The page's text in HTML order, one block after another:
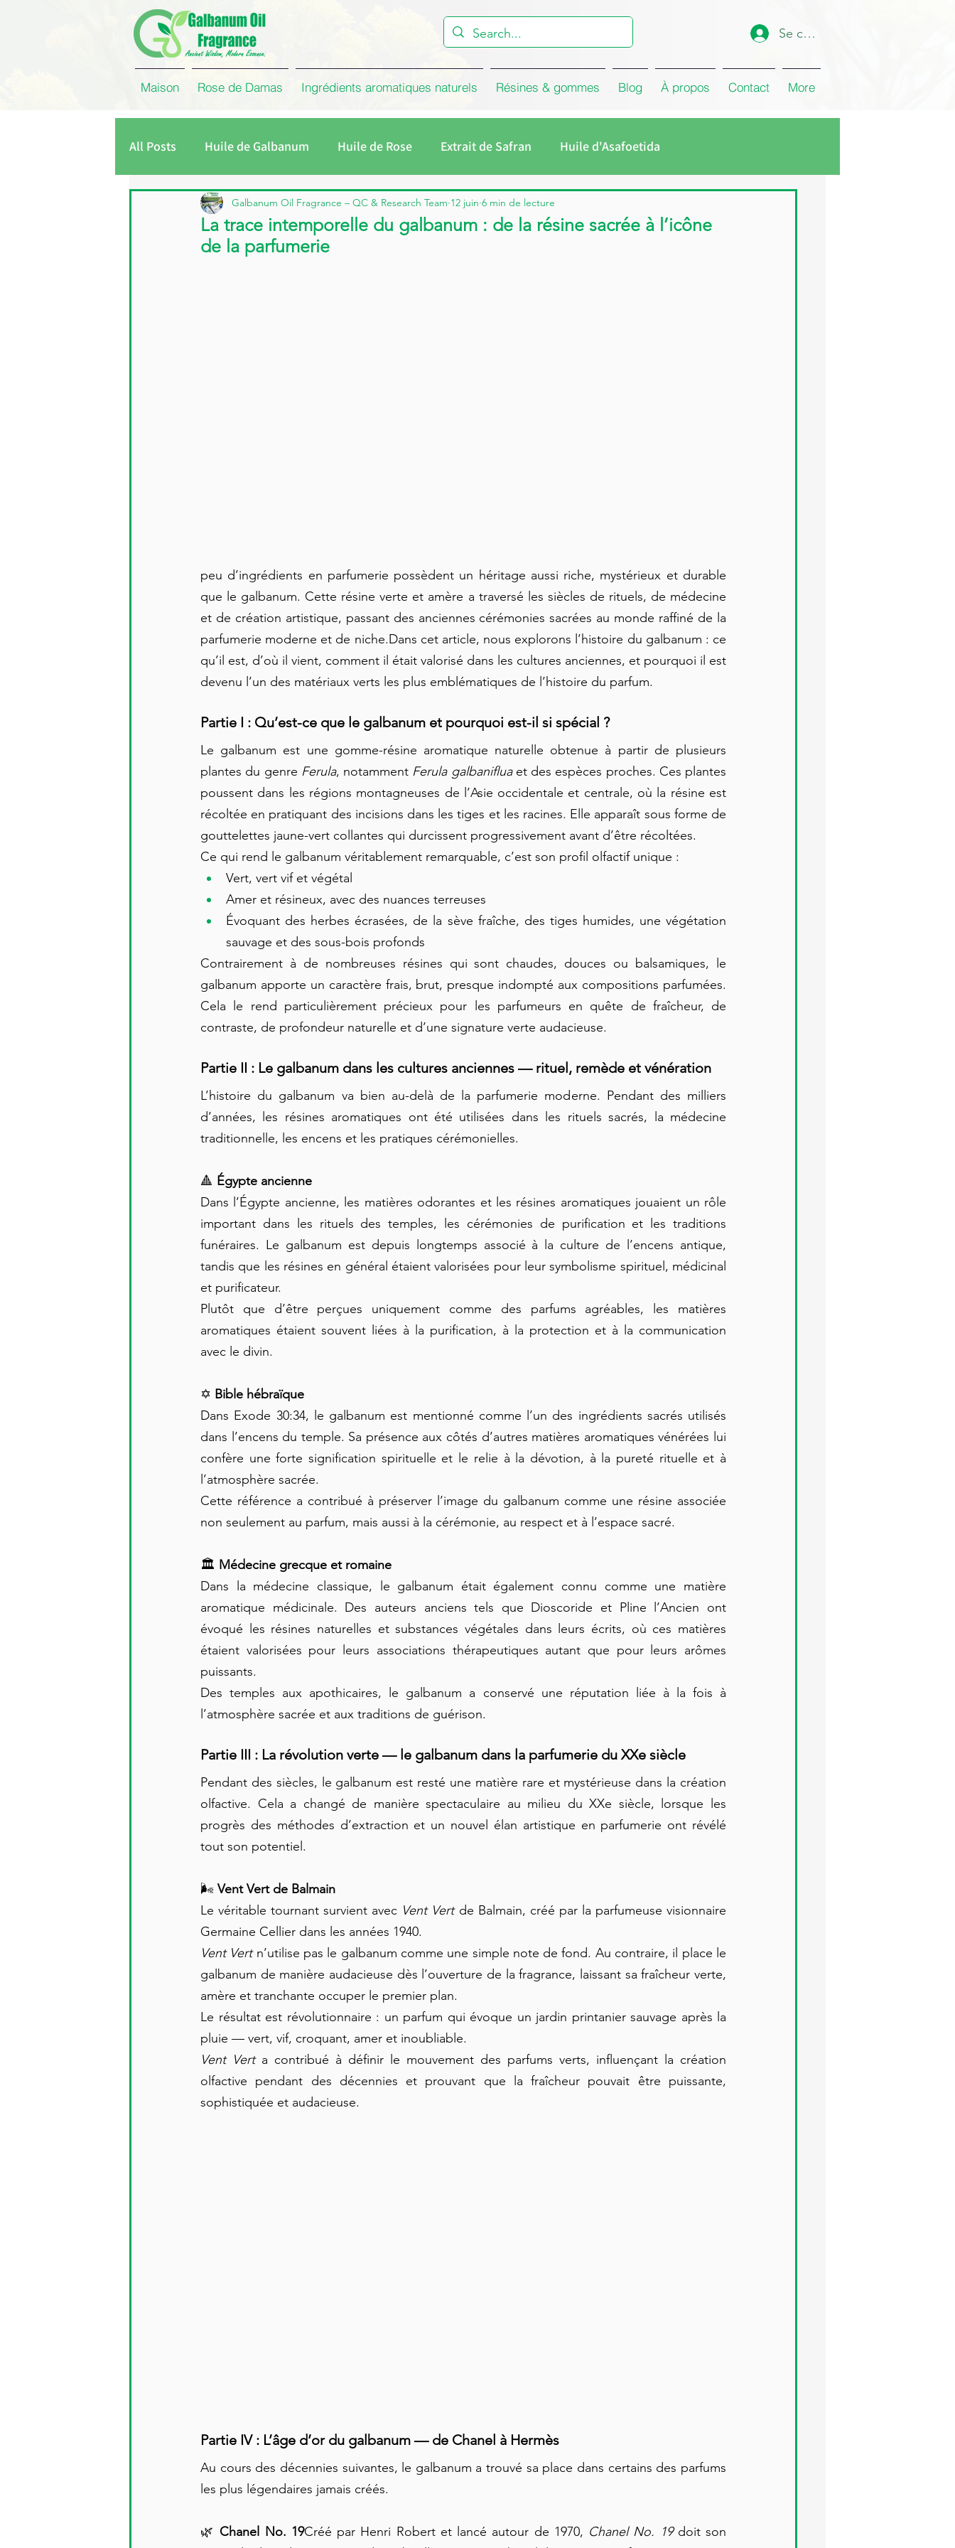
Se connecter
Maison Rose de Damas Ingrédients aromatiques naturels Résines & gommes Blog À propos Contact More
All Posts Huile de Galbanum Huile de Rose Extrait de Safran Huile d'Asafoetida
Huile de Citronnelle Huile d'Estragon compagnie Huile de Graines de Cumin
Concrète de Rose
La trace intemporelle du galbanum : de la résine sacrée à l’icône
de la parfumerie
Galbanum Oil Fragrance – QC & Research Team 12 juin 6 min de lecture
peu d’ingrédients en parfumerie possèdent un héritage aussi riche, mystérieux et durable
que le galbanum. Cette résine verte et amère a traversé les siècles de rituels, de médecine
et de création artistique, passant des anciennes cérémonies sacrées au monde raffiné de la
parfumerie moderne et de niche.Dans cet article, nous explorons l’histoire du galbanum : ce
qu’il est, d’où il vient, comment il était valorisé dans les cultures anciennes, et pourquoi il est
devenu l’un des matériaux verts les plus emblématiques de l’histoire du parfum.
Partie I : Qu’est-ce que le galbanum et pourquoi est-il si spécial ?
Le galbanum est une gomme-résine aromatique naturelle obtenue à partir de plusieurs
plantes du genre Ferula, notamment Ferula galbaniflua et des espèces proches. Ces plantes
poussent dans les régions montagneuses de l’Asie occidentale et centrale, où la résine est
récoltée en pratiquant des incisions dans les tiges et les racines. Elle apparaît sous forme de
gouttelettes jaune-vert collantes qui durcissent progressivement avant d’être récoltées.
Ce qui rend le galbanum véritablement remarquable, c’est son profil olfactif unique :
Vert, vert vif et végétal
Amer et résineux, avec des nuances terreuses
Évoquant des herbes écrasées, de la sève fraîche, des tiges humides, une végétation
sauvage et des sous-bois profonds
Contrairement à de nombreuses résines qui sont chaudes, douces ou balsamiques, le
galbanum apporte un caractère frais, brut, presque indompté aux compositions parfumées.
Cela le rend particulièrement précieux pour les parfumeurs en quête de fraîcheur, de
contraste, de profondeur naturelle et d’une signature verte audacieuse.
Partie II : Le galbanum dans les cultures anciennes — rituel, remède et vénération
L’histoire du galbanum va bien au-delà de la parfumerie moderne. Pendant des milliers
d’années, les résines aromatiques ont été utilisées dans les rituels sacrés, la médecine
traditionnelle, les encens et les pratiques cérémonielles.
🔺 Égypte ancienne
Dans l’Égypte ancienne, les matières odorantes et les résines aromatiques jouaient un rôle
important dans les rituels des temples, les cérémonies de purification et les traditions
funéraires. Le galbanum est depuis longtemps associé à la culture de l’encens antique,
tandis que les résines en général étaient valorisées pour leur symbolisme spirituel, médicinal
et purificateur.
Plutôt que d’être perçues uniquement comme des parfums agréables, les matières
aromatiques étaient souvent liées à la purification, à la protection et à la communication
avec le divin.
✡️ Bible hébraïque
Dans Exode 30:34, le galbanum est mentionné comme l’un des ingrédients sacrés utilisés
dans l’encens du temple. Sa présence aux côtés d’autres matières aromatiques vénérées lui
confère une forte signification spirituelle et le relie à la dévotion, à la pureté rituelle et à
l’atmosphère sacrée.
Cette référence a contribué à préserver l’image du galbanum comme une résine associée
non seulement au parfum, mais aussi à la cérémonie, au respect et à l’espace sacré.
🏛 Médecine grecque et romaine
Dans la médecine classique, le galbanum était également connu comme une matière
aromatique médicinale. Des auteurs anciens tels que Dioscoride et Pline l’Ancien ont
évoqué les résines naturelles et substances végétales dans leurs écrits, où ces matières
étaient valorisées pour leurs associations thérapeutiques autant que pour leurs arômes
puissants.
Des temples aux apothicaires, le galbanum a conservé une réputation liée à la fois à
l’atmosphère sacrée et aux traditions de guérison.
Partie III : La révolution verte — le galbanum dans la parfumerie du XXe siècle
Pendant des siècles, le galbanum est resté une matière rare et mystérieuse dans la création
olfactive. Cela a changé de manière spectaculaire au milieu du XXe siècle, lorsque les
progrès des méthodes d’extraction et un nouvel élan artistique en parfumerie ont révélé
tout son potentiel.
🌬️ Vent Vert de Balmain
Le véritable tournant survient avec Vent Vert de Balmain, créé par la parfumeuse visionnaire
Germaine Cellier dans les années 1940.
Vent Vert n’utilise pas le galbanum comme une simple note de fond. Au contraire, il place le
galbanum de manière audacieuse dès l’ouverture de la fragrance, laissant sa fraîcheur verte,
amère et tranchante occuper le premier plan.
Le résultat est révolutionnaire : un parfum qui évoque un jardin printanier sauvage après la
pluie — vert, vif, croquant, amer et inoubliable.
Vent Vert a contribué à définir le mouvement des parfums verts, influençant la création
olfactive pendant des décennies et prouvant que la fraîcheur pouvait être puissante,
sophistiquée et audacieuse.
Partie IV : L’âge d’or du galbanum — de Chanel à Hermès
Au cours des décennies suivantes, le galbanum a trouvé sa place dans certains des parfums
les plus légendaires jamais créés.
🌿 Chanel No. 19Créé par Henri Robert et lancé autour de 1970, Chanel No. 19 doit son